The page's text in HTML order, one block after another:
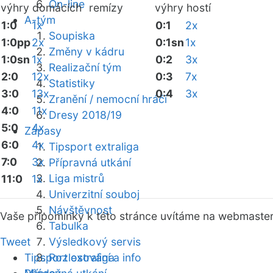
On-line
A-tým
Soupiska
Změny v kádru
Realizační tým
Statistiky
Zranění / nemocní hráči
Dresy 2018/19
Zápasy
Tipsport extraliga
Přípravná utkání
Liga mistrů
Univerzitní souboj
Návštěvnost
Tabulka
Výsledkový servis
Rozlosování a info
výhry domácích remízy výhry hostí
1:0
1x
1:0pp2x
1:0sn 1x
2:0
12x
3:0
13x
4:0
11x
5:0
4x
6:0
4x
7:0
3x
11:0
1x
0:1
2x
0:1sn1x
0:2
3x
0:3
7x
0:4
3x
Vaše připomínky k této stránce uvítáme na webmaster
Tweet
Tipsport extraliga